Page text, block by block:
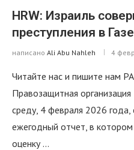
HRW: Израиль
преступления в Газе
написано Ali Abu Nahleh 4
Читайте нас и пишите нам
Правозащитная
среду, 4 февраля 2026 года,
ежегодный отчет, в
оценку …